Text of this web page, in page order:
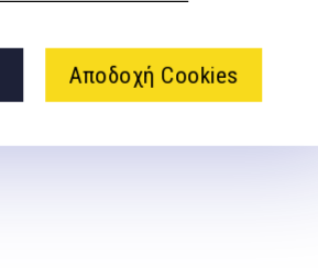
Αποδοχή Cookies
11,50